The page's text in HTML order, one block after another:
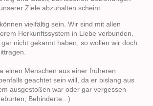
Ziele abzuhalten scheint.
vielfältig sein. Wir sind mit allen
Herkunftssystem in Liebe verbunden.
nicht gekannt haben, so wollen wir doch
einen Menschen aus einer früheren
geachtet sein will, da er bislang aus
ausgestoßen war oder gar vergessen
Behinderte...)